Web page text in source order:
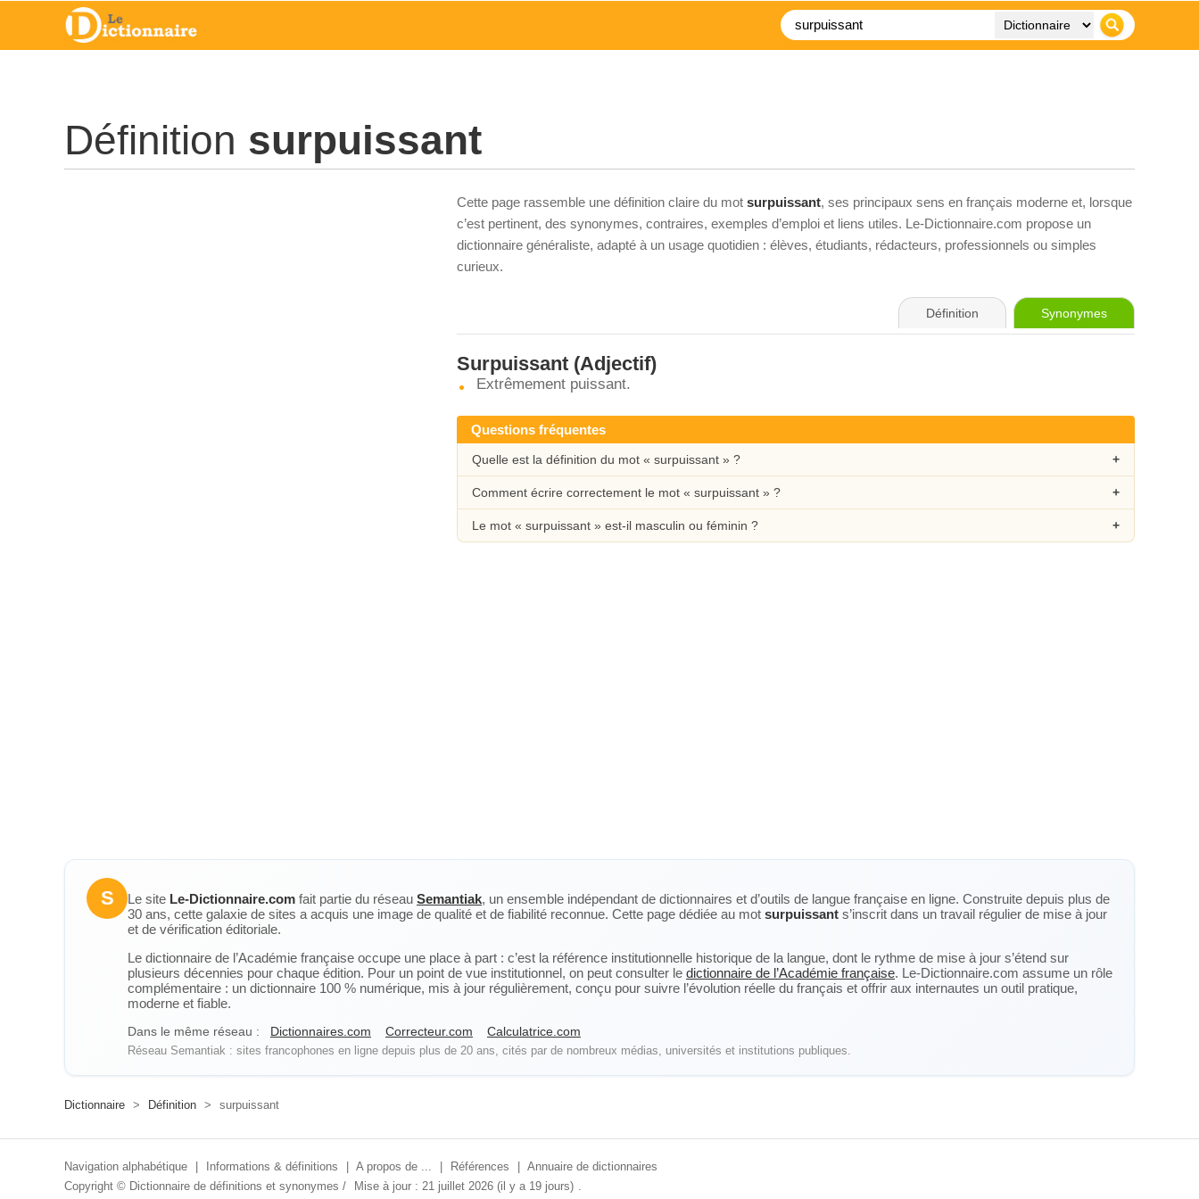
Définition surpuissant
Cette page rassemble une définition claire du mot surpuissant, ses principaux sens en français moderne et, lorsque
c’est pertinent, des synonymes, contraires, exemples d’emploi et liens utiles. Le-Dictionnaire.com propose un
dictionnaire généraliste, adapté à un usage quotidien : élèves, étudiants, rédacteurs, professionnels ou simples
curieux.
Définition Synonymes
Surpuissant (Adjectif)
Extrêmement puissant.
Questions fréquentes
Quelle est la définition du mot « surpuissant » ?
Comment écrire correctement le mot « surpuissant » ?
Le mot « surpuissant » est-il masculin ou féminin ?
S Le site Le-Dictionnaire.com fait partie du réseau Semantiak, un ensemble indépendant de dictionnaires et d’outils de langue française en ligne. Construite depuis plus de
30 ans, cette galaxie de sites a acquis une image de qualité et de fiabilité reconnue. Cette page dédiée au mot surpuissant s’inscrit dans un travail régulier de mise à jour
et de vérification éditoriale.
Le dictionnaire de l’Académie française occupe une place à part : c’est la référence institutionnelle historique de la langue, dont le rythme de mise à jour s’étend sur
plusieurs décennies pour chaque édition. Pour un point de vue institutionnel, on peut consulter le dictionnaire de l’Académie française. Le-Dictionnaire.com assume un rôle
complémentaire : un dictionnaire 100 % numérique, mis à jour régulièrement, conçu pour suivre l’évolution réelle du français et offrir aux internautes un outil pratique,
moderne et fiable.
Dans le même réseau : Dictionnaires.com Correcteur.com Calculatrice.com
Réseau Semantiak : sites francophones en ligne depuis plus de 20 ans, cités par de nombreux médias, universités et institutions publiques.
Dictionnaire > Définition > surpuissant
Navigation alphabétique Informations & définitions A propos de ... Références
Annuaire de dictionnaires
Copyright © Dictionnaire de définitions et synonymes / Mise à jour : 21 juillet 2026 (il y a 19 jours) .